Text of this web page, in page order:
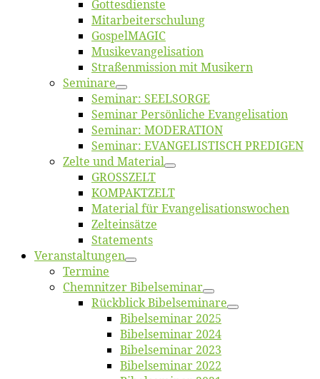
Got­tes­diens­te
Mitarbeiter­schulung
Gos­pel­MA­GIC
Musikevan­ge­li­sa­tion
Straßenmis­sion mit Musikern
Se­mi­na­re
Se­mi­nar: SEELSORGE
Se­mi­nar Per­sön­li­che Evangelisation
Se­mi­nar: MODERATION
Se­mi­nar: EVANGELISTISCH PREDIGEN
Zel­te und Material
GROSSZELT
KOMPAKTZELT
Ma­te­ri­al für Evangelisationswochen
Zelt­ein­sät­ze
State­ments
Ver­an­stal­tun­gen
Ter­mi­ne
Chemnit­zer Bibelseminar
Rück­blick Bibelseminare
Bi­bel­se­mi­nar 2025
Bi­bel­se­mi­nar 2024
Bi­bel­se­mi­nar 2023
Bi­bel­se­mi­nar 2022